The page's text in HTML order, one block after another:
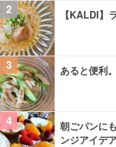
2 【KALDI】
3 あると便利
4
朝ごパンに
ンジアイデ